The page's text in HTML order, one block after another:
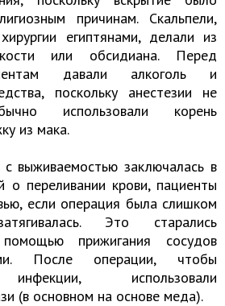
причинам. Скальпели,
египтянами, делали из
или обсидиана. Перед
давали алкоголь и
поскольку анестезии не
использовали корень
из мака.
выживаемостью заключалась в
о переливании крови, пациенты
если операция была слишком
Это старались
прижигания сосудов
После операции, чтобы
инфекции, использовали
(в основном на основе меда).